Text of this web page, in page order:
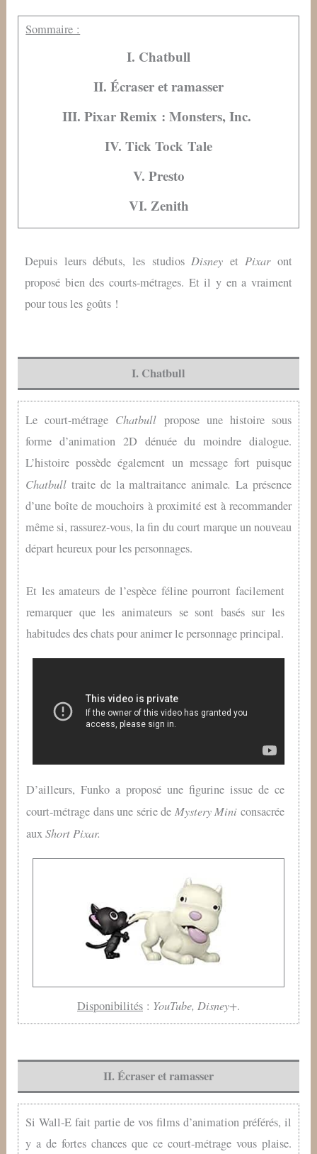
Sommaire :
I. Chatbull
II. Écraser et ramasser
III. Pixar Remix : Monsters, Inc.
IV. Tick Tock Tale
V. Presto
VI. Zenith
Depuis leurs débuts, les studiosDisney etPixaront
proposé bien des courts-métrages. Et il y en a vraiment
pour tous les goûts !
I. Chatbull
Le court-métrage Chatbull propose une histoire sous
forme d’animation 2D dénuée du moindre dialogue.
L’histoire possède également un message fort puisque
Chatbull traite de la maltraitance animale. La présence
d’une boîte de mouchoirs à proximité est à recommander
même si, rassurez-vous, la fin du court marque un nouveau
départ heureux pour les personnages.
Et les amateurs de l’espèce féline pourront facilement
remarquer que les animateurs se sont basés sur les
habitudes des chats pour animer le personnage principal.
D’ailleurs, Funko a proposé une figurine issue de ce
court-métrage dans une série de Mystery Mini consacrée
auxShort Pixar.
Disponibilités : YouTube, Disney+.
II. Écraser et ramasser
Si Wall‑E fait partie de vos films d’animation préférés, il
y a de fortes chances que ce court-métrage vous plaise.